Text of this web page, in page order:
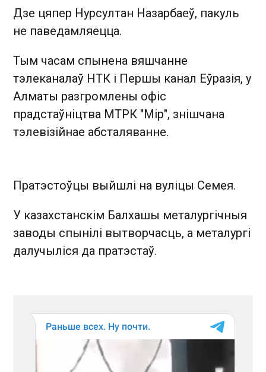
Дзе цяпер Нурсултан Назарбаеў, пакуль
не паведамляецца.
Тым часам спынена вяшчанне
тэлеканалаў НТК і Першы канал Еўразія, у
Алматы разгромлены офіс
прадстаўніцтва МТРК "Мір", знішчана
тэлевізійнае абсталяванне.
Пратэстоўцы выйшлі на вуліцы Семея.
У казахстанскім Балхашы металургічныя
заводы спынілі вытворчасць, а металургі
далучыліся да пратэстаў.